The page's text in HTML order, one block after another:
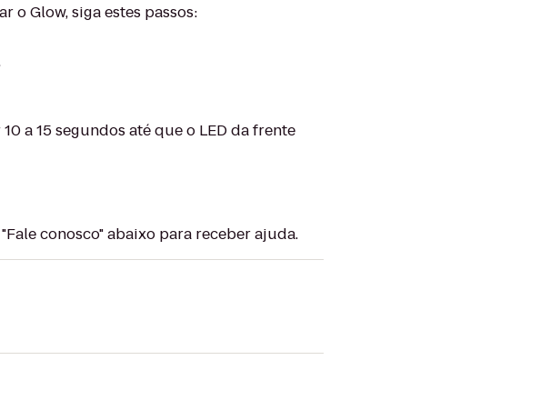
o Glow, siga estes passos:
a 15 segundos até que o LED da frente
conosco" abaixo para receber ajuda.